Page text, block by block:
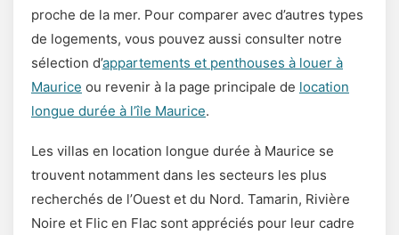
proche de la mer. Pour comparer avec d’autres types
de logements, vous pouvez aussi consulter notre
sélection d’appartements et penthouses à louer à
Maurice ou revenir à la page principale de location
longue durée à l’île Maurice.
Les villas en location longue durée à Maurice se
trouvent notamment dans les secteurs les plus
recherchés de l’Ouest et du Nord. Tamarin, Rivière
Noire et Flic en Flac sont appréciés pour leur cadre